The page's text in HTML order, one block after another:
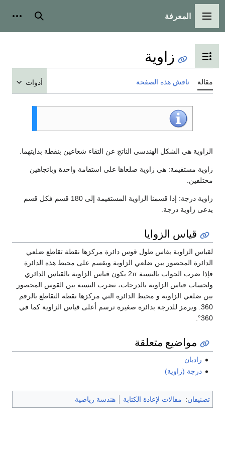
القائمة الرئيسية
المعرفة بحث
تبديل عرض جدول المحتويات
زاوية
مقالة ناقش هذه الصفحة أدوات
الزاوية هي الشكل الهندسي الناتج عن التقاء شعاعين بنقطة بدايتهما.
زاوية مستقيمة: هي زاوية ضلعاها على استقامة واحدة وباتجاهين
مختلفين.
زاوية درجة: إذا قسمنا الزاوية المستقيمة إلى 180 قسم فكل قسم
يدعى زاوية درجة.
قياس الزوايا
لقياس الزاوية يقاس طول قوس دائرة مركزها نقطة تقاطع ضلعي
الدائرة المحصور بين ضلعي الزاوية ويقسم على محيط هذه الدائرة
فإذا ضرب الجواب بالنسبة
2π
يكون قياس الزاوية بالقياس الدائري
ولحساب قياس الزاوية بالدرجات، تضرب النسبة بين القوس المحصور
بين ضلعي الزاوية و محيط الدائرة التي مركزها نقطة التقاطع بالرقم
360. ويرمز للدرجة بدائرة صغيرة ترسم أعلى قياس الزاوية كما في
360°.
مواضيع متعلقة
راديان
درجة (زاوية)
تصنيفان: مقالات لإعادة الكتابة هندسة رياضية